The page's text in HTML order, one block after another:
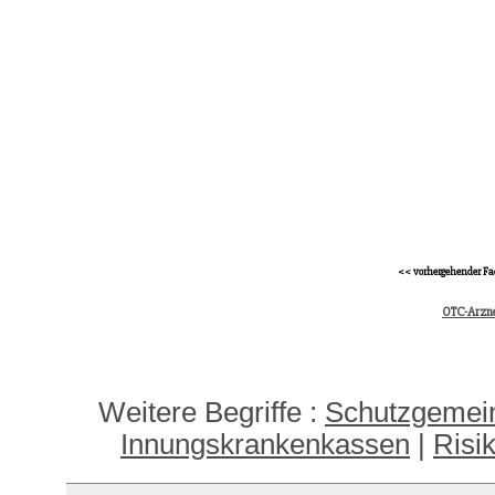
<< vorhergehender
OTC-
Weitere Begriffe :
Innungskrankenkassen